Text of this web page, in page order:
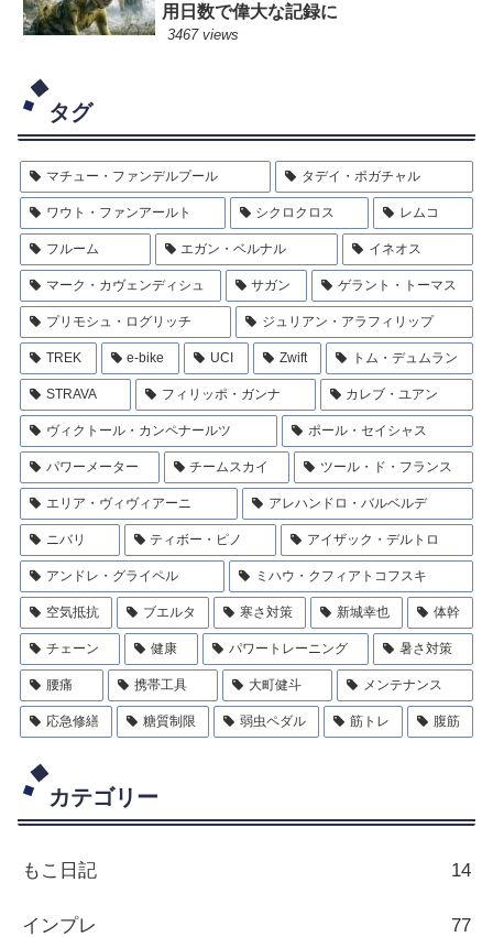
用日数で偉大な記録に
3467 views
タグ
マチュー・ファンデルプール タデイ・ポガチャル
ワウト・ファンアールト シクロクロス レムコ
フルーム エガン・ベルナル イネオス
マーク・カヴェンディシュ サガン ゲラント・トーマス
プリモシュ・ログリッチ ジュリアン・アラフィリップ
TREK e-bike UCI Zwift トム・デュムラン
STRAVA フィリッポ・ガンナ カレブ・ユアン
ヴィクトール・カンペナールツ ポール・セイシャス
パワーメーター チームスカイ ツール・ド・フランス
エリア・ヴィヴィアーニ アレハンドロ・バルベルデ
ニバリ ティボー・ピノ アイザック・デルトロ
アンドレ・グライペル ミハウ・クフィアトコフスキ
空気抵抗 ブエルタ 寒さ対策 新城幸也 体幹
チェーン 健康 パワートレーニング 暑さ対策
腰痛 携帯工具 大町健斗 メンテナンス
応急修繕 糖質制限 弱虫ペダル 筋トレ 腹筋
カテゴリー
もこ日記 14
インプレ 77